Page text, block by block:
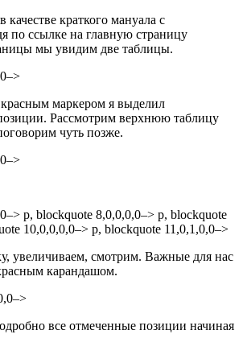
краткого мануала с
по ссылке на главную страницу
мы увидим две таблицы.
маркером я выделил
Рассмотрим верхнюю таблицу
чуть позже.
p, blockquote 8,0,0,0,0–> p, blockquote
10,0,0,0,0–> p, blockquote 11,0,1,0,0–>
увеличиваем, смотрим. Важные для нас
карандашом.
все отмеченные позиции начиная